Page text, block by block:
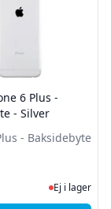
för
6 Plus -
- Silver
- Baksidebyte
Ej i lager,
Ej i lager